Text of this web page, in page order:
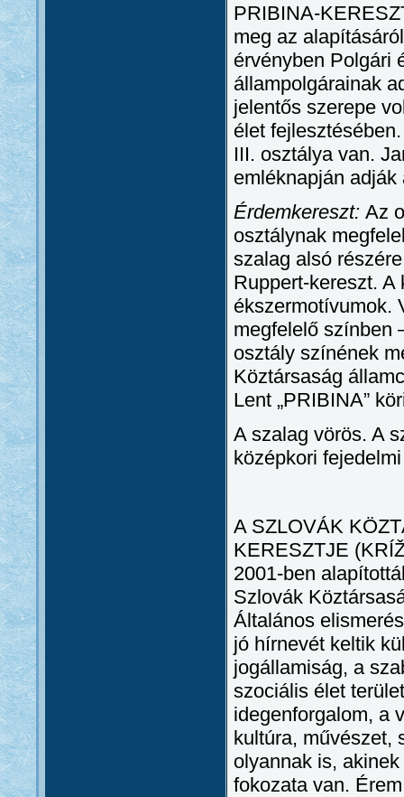
PRIBINA-
meg az
érvényben Polgári
állampolgárainak
jelentős szerepe
élet
III. osztálya van.
emléknapján adják
Érdemkereszt: Az
osztálynak
szalag alsó
Ruppert-kereszt.
ékszermotívumok.
megfelelő színben
osztály színének
Köztársaság
Lent „PRIBINA”
A szalag vörös. A
középkori
A SZLOVÁK
KERESZTJE
2001-ben
Szlovák
Általános
jó hírnevét keltik
jogállamiság, a
szociális élet
idegenforgalom, a
kultúra, művészet,
olyannak is,
fokozata van.